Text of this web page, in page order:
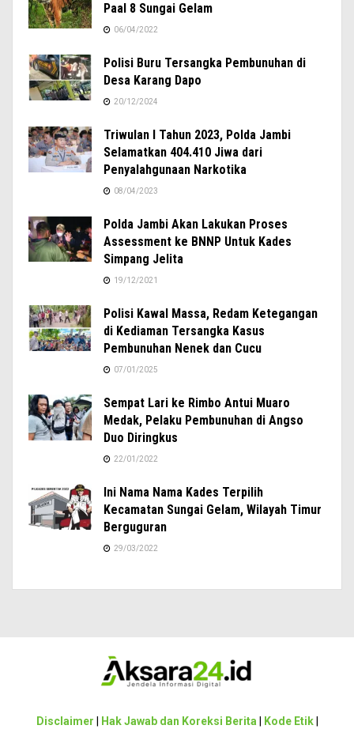
Paal 8 Sungai Gelam
06/04/2022
Polisi Buru Tersangka Pembunuhan di
Desa Karang Dapo
20/12/2024
Triwulan I Tahun 2023, Polda Jambi
Selamatkan 404.410 Jiwa dari
Penyalahgunaan Narkotika
08/04/2023
Polda Jambi Akan Lakukan Proses
Assessment ke BNNP Untuk Kades
Simpang Jelita
19/12/2021
Polisi Kawal Massa, Redam Ketegangan
di Kediaman Tersangka Kasus
Pembunuhan Nenek dan Cucu
07/01/2025
Sempat Lari ke Rimbo Antui Muaro
Medak, Pelaku Pembunuhan di Angso
Duo Diringkus
22/01/2022
Ini Nama Nama Kades Terpilih
Kecamatan Sungai Gelam, Wilayah Timur
Berguguran
29/03/2022
Disclaimer Hak Jawab dan Koreksi Berita| Kode Etik|